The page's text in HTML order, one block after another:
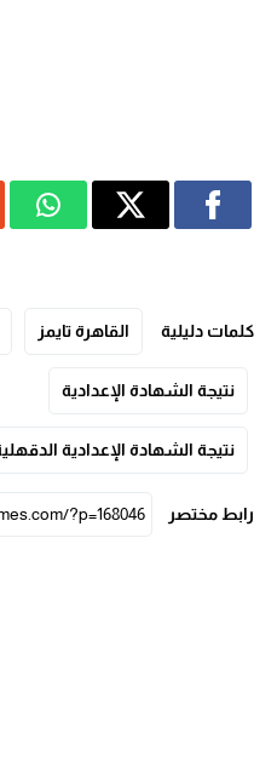
كلمات دليلية القاهرة تايمز
نتيجة الشهادة الإعدادية
نتيجة الشهادة الإعدادية الدقهلية
رابط مختصر